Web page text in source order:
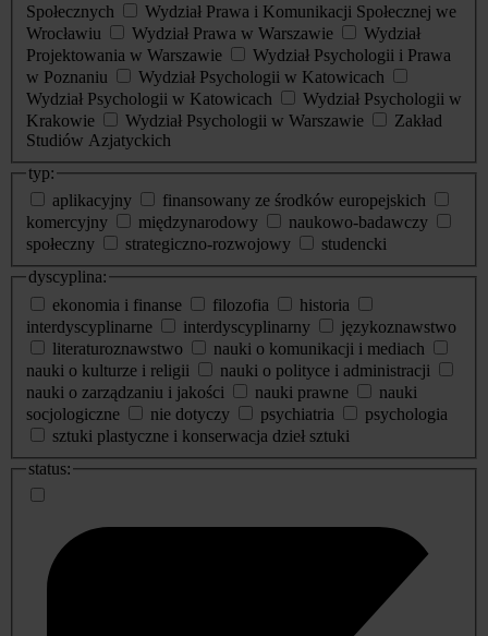
Społecznych
Wydział Prawa i Komunikacji Społecznej we
Wrocławiu
Wydział Prawa w Warszawie
Wydział
Projektowania w Warszawie
Wydział Psychologii i Prawa
w Poznaniu
Wydział Psychologii w Katowicach
Wydział Psychologii w Katowicach
Wydział Psychologii w
Krakowie
Wydział Psychologii w Warszawie
Zakład
Studiów Azjatyckich
typ:
aplikacyjny
finansowany ze środków europejskich
komercyjny
międzynarodowy
naukowo-badawczy
społeczny
strategiczno-rozwojowy
studencki
dyscyplina:
ekonomia i finanse
filozofia
historia
interdyscyplinarne
interdyscyplinarny
językoznawstwo
literaturoznawstwo
nauki o komunikacji i mediach
nauki o kulturze i religii
nauki o polityce i administracji
nauki o zarządzaniu i jakości
nauki prawne
nauki
socjologiczne
nie dotyczy psychiatria
psychologia
sztuki plastyczne i konserwacja dzieł sztuki
status: